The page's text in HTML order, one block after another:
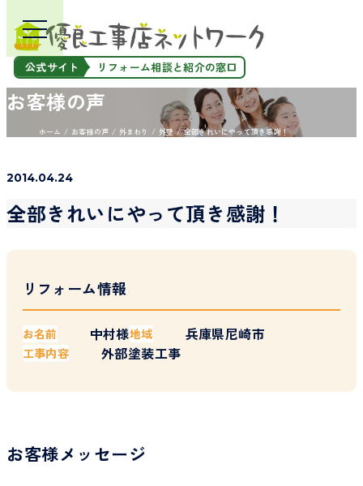
公式サイト リフォーム相談と紹介の窓口
お客様の声
ホーム お客様の声 外まわり 外壁 全部きれいにやって頂き感謝！
2014.04.24
全部きれいにやって頂き感謝！
リフォーム情報
お名前 中村様地域 兵庫県尼崎市
工事内容 外部塗装工事
お客様メッセージ